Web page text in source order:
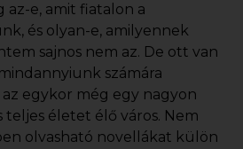
az-e, amit fiatalon a
és olyan-e, amilyennek
sajnos nem az. De ott van
számára
egykor még egy nagyon
teljes életet élő város. Nem
olvasható novellákat külön